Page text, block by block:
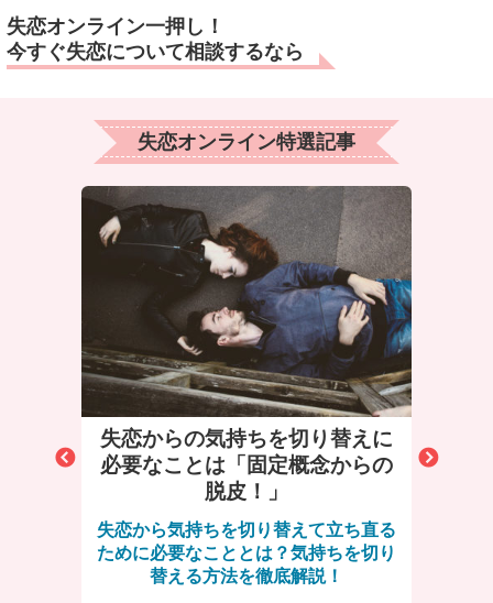
失恋オンライン一押し！
今すぐ失恋について相談するなら
失恋オンライン特選記事
理と
失恋からの気持ちを切り替えに
必要なことは「固定概念からの
脱皮！」
失恋から気持ちを切り替えて立ち直る
ために必要なこととは？気持ちを切り
替える方法を徹底解説！
る！